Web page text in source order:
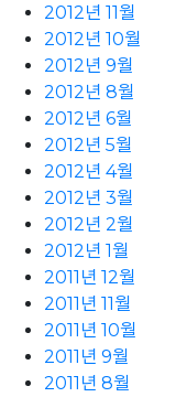
2012년 11월
2012년 10월
2012년 9월
2012년 8월
2012년 6월
2012년 5월
2012년 4월
2012년 3월
2012년 2월
2012년 1월
2011년 12월
2011년 11월
2011년 10월
2011년 9월
2011년 8월